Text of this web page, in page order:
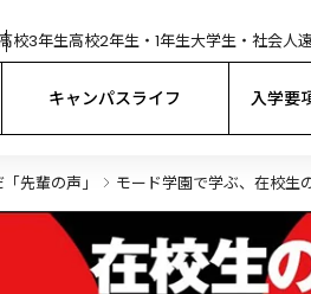
高校3年生高校2年生・1年生大学生・社会人
キャンパスライフ 入学要
先輩の声」 モード学園で学ぶ、在校生